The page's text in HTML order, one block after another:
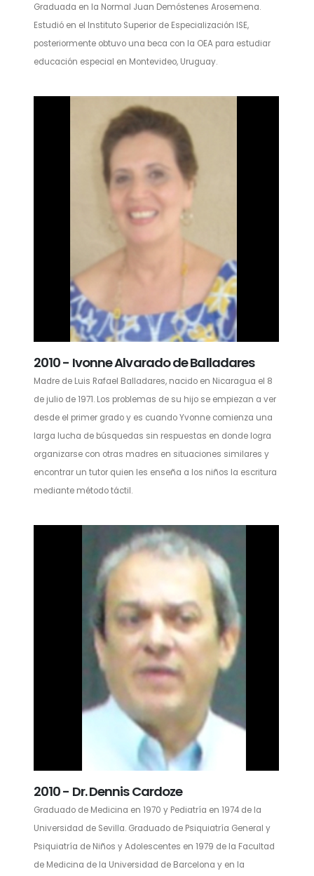
Graduada en la Normal Juan Demóstenes Arosemena.
Estudió en el Instituto Superior de Especialización ISE,
posteriormente obtuvo una beca con la OEA para estudiar
educación especial en Montevideo, Uruguay.
2010 - Ivonne Alvarado de Balladares
Madre de Luis Rafael Balladares, nacido en Nicaragua el 8
de julio de 1971. Los problemas de su hijo se empiezan a ver
desde el primer grado y es cuando Yvonne comienza una
larga lucha de búsquedas sin respuestas en donde logra
organizarse con otras madres en situaciones similares y
encontrar un tutor quien les enseña a los niños la escritura
mediante método táctil.
2010 - Dr. Dennis Cardoze
Graduado de Medicina en 1970 y Pediatría en 1974 de la
Universidad de Sevilla. Graduado de Psiquiatría General y
Psiquiatría de Niños y Adolescentes en 1979 de la Facultad
de Medicina de la Universidad de Barcelona y en la